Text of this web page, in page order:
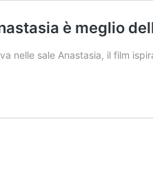
è meglio
nelle sale Anastasia, il film